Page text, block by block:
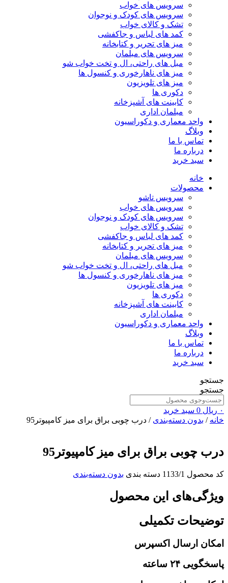
سرویس های خواب
سرویس های کودک و نوجوان
تشک و کالای خواب
کمد های لباس و جاکفشی
میز های تحریر و کتابخانه
سرویس های مبلمان
مبل های راحتی، ال و تخت خواب شو
میز های ناهارخوری و کنسول ها
میز های تلویزیون
دکوری ها
کابینت های آشپزخانه
مبلمان اداری
واحد معماری و دکوراسیون
وبلاگ
تماس با ما
درباره ما
سبد خرید
خانه
محصولات
سرویس تاشو
سرویس های خواب
سرویس های کودک و نوجوان
تشک و کالای خواب
کمد های لباس و جاکفشی
میز های تحریر و کتابخانه
سرویس های مبلمان
مبل های راحتی، ال و تخت خواب شو
میز های ناهارخوری و کنسول ها
میز های تلویزیون
دکوری ها
کابینت های آشپزخانه
مبلمان اداری
واحد معماری و دکوراسیون
وبلاگ
تماس با ما
درباره ما
سبد خرید
جستجو
جستجو
۰ ریال 0 سبد خرید
خانه / بدون دسته‌بندی / درب چوبی براق برای میز کامپیوتر95
درب چوبی براق برای میز کامپیوتر95
کد محصول 1133/1 دسته بندی بدون دسته‌بندی
ویژگی‌های این محصول
توضیحات تکمیلی
امکان ارسال اکسپرس
پاسخگویی ۲۴ ساعته